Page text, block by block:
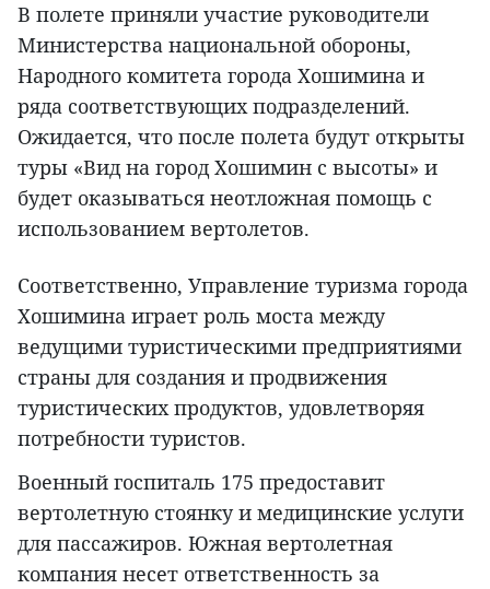
В полете приняли участие руководители
Министерства национальной обороны,
Народного комитета города Хошимина и
ряда соответствующих подразделений.
Ожидается, что после полета будут открыты
туры «Вид на город Хошимин с высоты» и
будет оказываться неотложная помощь с
использованием вертолетов.
Соответственно, Управление туризма города
Хошимина играет роль моста между
ведущими туристическими предприятиями
страны для создания и продвижения
туристических продуктов, удовлетворяя
потребности туристов.
Военный госпиталь 175 предоставит
вертолетную стоянку и медицинские услуги
для пассажиров. Южная вертолетная
компания несет ответственность за